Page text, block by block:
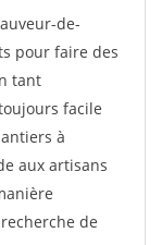
de-
pour faire des
tant
facile
à
aux artisans
de